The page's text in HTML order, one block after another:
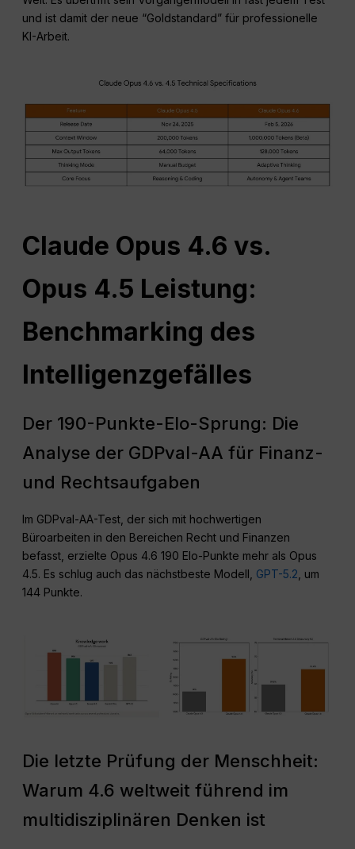
und ist damit der neue “Goldstandard” für professionelle
KI-Arbeit.
Claude Opus 4.6 vs.
Opus 4.5 Leistung:
Benchmarking des
Intelligenzgefälles
Der 190-Punkte-Elo-Sprung: Die
Analyse der GDPval-AA für Finanz-
und Rechtsaufgaben
Im GDPval-AA-Test, der sich mit hochwertigen
Büroarbeiten in den Bereichen Recht und Finanzen
befasst, erzielte Opus 4.6 190 Elo-Punkte mehr als Opus
4.5. Es schlug auch das nächstbeste Modell, GPT-5.2 , um
144 Punkte.
Die letzte Prüfung der Menschheit:
Warum 4.6 weltweit führend im
multidisziplinären Denken ist